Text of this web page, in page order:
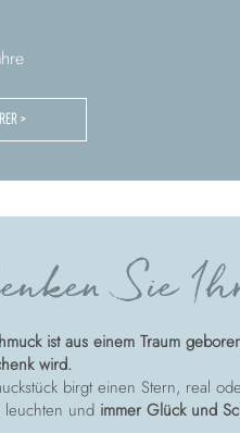
>
Sie
ist aus einem Traum
wird.
birgt einen Stern, real
leuchten und immer Glück und